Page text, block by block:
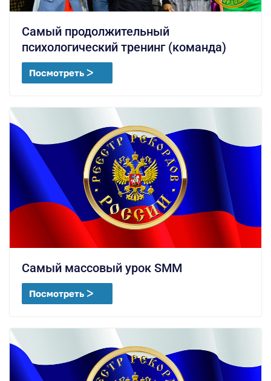
Самый продолжительный
психологический тренинг (команда)
Посмотреть ᐳ
Самый массовый урок SMM
Посмотреть ᐳ